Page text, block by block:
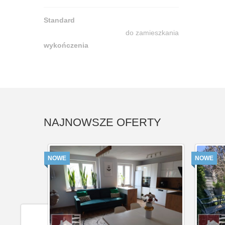
Standard
wykończenia
do zamieszkania
NAJNOWSZE OFERTY
NOWE NOWE